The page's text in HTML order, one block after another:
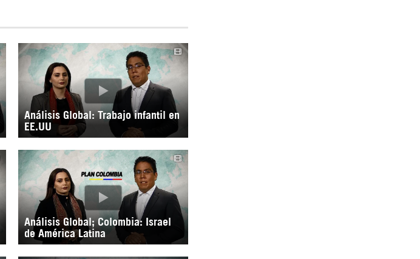
Análisis Global: Trabajo infantil en
EE.UU
Análisis Global; Colombia: Israel
de América Latina